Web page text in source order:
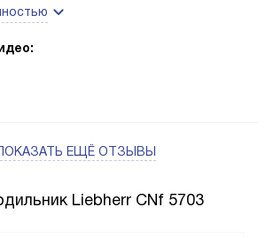
И я нашел идеальный вариант.
стильно и современно. Также
двери можно перевешивать, что очень
камеры создает приятную
- это функциональность. Очень
ЕЩЁ ОТЗЫВЫ
Liebherr CNf 5703